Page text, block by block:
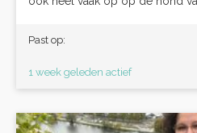
Past op:
1 week geleden actief